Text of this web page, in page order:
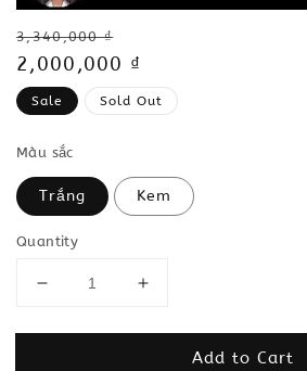
Regular
price
3,340,000 ₫
Sale
price
2,000,000 ₫
Sale Sold Out
Màu sắc
Trắng Kem
Quantity
Add to Cart